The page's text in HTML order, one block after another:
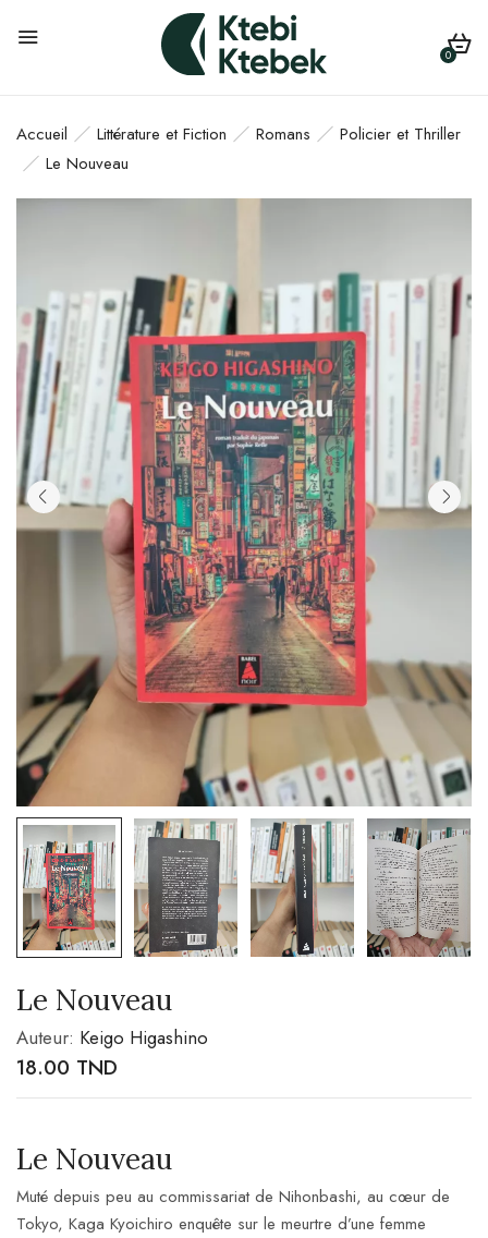
0
Accueil Littérature et Fiction Romans
Policier et Thriller
Le Nouveau
Le Nouveau
Auteur: Keigo Higashino
18.00 TND
Le Nouveau
Muté depuis peu au commissariat de Nihonbashi, au cœur de
Tokyo, Kaga Kyoichiro enquête sur le meurtre d’une femme